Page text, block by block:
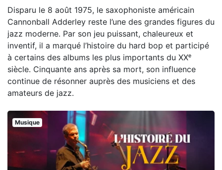
Disparu le 8 août 1975, le saxophoniste américain
Cannonball Adderley reste l’une des grandes figures du
jazz moderne. Par son jeu puissant, chaleureux et
inventif, il a marqué l’histoire du hard bop et participé
à certains des albums les plus importants du XXᵉ
siècle. Cinquante ans après sa mort, son influence
continue de résonner auprès des musiciens et des
amateurs de jazz.
Musique